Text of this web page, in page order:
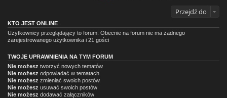
Przejdź do
KTO JEST ONLINE
Użytkownicy przeglądający to forum: Obecnie na forum nie ma żadnego
zarejestrowanego użytkownika i 21 gości
TWOJE UPRAWNIENIA NA TYM FORUM
Nie możesz tworzyć nowych tematów
Nie możesz odpowiadać w tematach
Nie możesz zmieniać swoich postów
Nie możesz usuwać swoich postów
Nie możesz dodawać załączników